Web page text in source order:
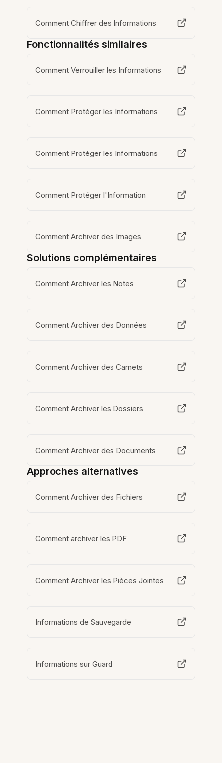
Comment Chiffrer des Informations
Fonctionnalités similaires
Comment Verrouiller les Informations
Comment Protéger les Informations
Comment Protéger les Informations
Comment Protéger l'Information
Comment Archiver des Images
Solutions complémentaires
Comment Archiver les Notes
Comment Archiver des Données
Comment Archiver des Carnets
Comment Archiver les Dossiers
Comment Archiver des Documents
Approches alternatives
Comment Archiver des Fichiers
Comment archiver les PDF
Comment Archiver les Pièces Jointes
Informations de Sauvegarde
Informations sur Guard